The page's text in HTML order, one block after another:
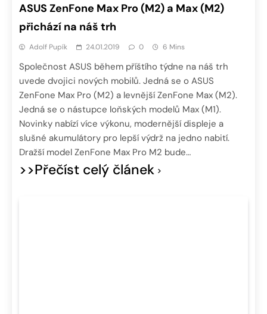
ASUS ZenFone Max Pro (M2) a Max (M2)
přichází na náš trh
Adolf Pupík 24.01.2019 0 6 Mins
Společnost ASUS během příštího týdne na náš trh
uvede dvojici nových mobilů. Jedná se o ASUS
ZenFone Max Pro (M2) a levnější ZenFone Max (M2).
Jedná se o nástupce loňských modelů Max (M1).
Novinky nabízí více výkonu, modernější displeje a
slušné akumulátory pro lepší výdrž na jedno nabití.
Dražší model ZenFone Max Pro M2 bude…
>>Přečíst celý článek